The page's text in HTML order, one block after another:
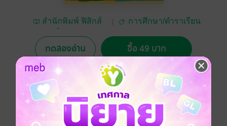
สำนักพิมพ์ ฟิสิกส์
การศึกษา/ตำราเรียน
ทดลองอ่าน ซื้อ 49 บาท
No Rating
อยากได้ ซื้อเป็นของขวัญ ติดตาม